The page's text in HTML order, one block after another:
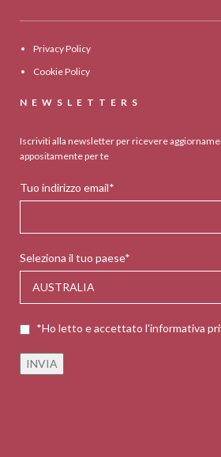
Privacy Policy
Cookie Policy
NEWSLETTERS
Iscriviti alla newsletter per ricevere
appositamente per te
Tuo indirizzo email*
Seleziona il tuo paese*
*Ho letto e accettato l'informativa